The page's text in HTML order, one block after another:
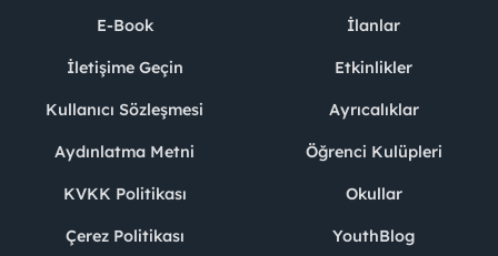
E-Book
İletişime Geçin
Kullanıcı Sözleşmesi
Aydınlatma Metni
KVKK Politikası
Çerez Politikası
İlanlar
Etkinlikler
Ayrıcalıklar
Öğrenci Kulüpleri
Okullar
YouthBlog